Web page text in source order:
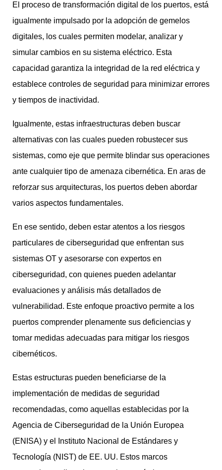
El proceso de transformación digital de los puertos, está
igualmente impulsado por la adopción de gemelos
digitales, los cuales permiten modelar, analizar y
simular cambios en su sistema eléctrico. Esta
capacidad garantiza la integridad de la red eléctrica y
establece controles de seguridad para minimizar errores
y tiempos de inactividad.
Igualmente, estas infraestructuras deben buscar
alternativas con las cuales pueden robustecer sus
sistemas, como eje que permite blindar sus operaciones
ante cualquier tipo de amenaza cibernética. En aras de
reforzar sus arquitecturas, los puertos deben abordar
varios aspectos fundamentales.
En ese sentido, deben estar atentos a los riesgos
particulares de ciberseguridad que enfrentan sus
sistemas OT y asesorarse con expertos en
ciberseguridad, con quienes pueden adelantar
evaluaciones y análisis más detallados de
vulnerabilidad. Este enfoque proactivo permite a los
puertos comprender plenamente sus deficiencias y
tomar medidas adecuadas para mitigar los riesgos
cibernéticos.
Estas estructuras pueden beneficiarse de la
implementación de medidas de seguridad
recomendadas, como aquellas establecidas por la
Agencia de Ciberseguridad de la Unión Europea
(ENISA) y el Instituto Nacional de Estándares y
Tecnología (NIST) de EE. UU. Estos marcos